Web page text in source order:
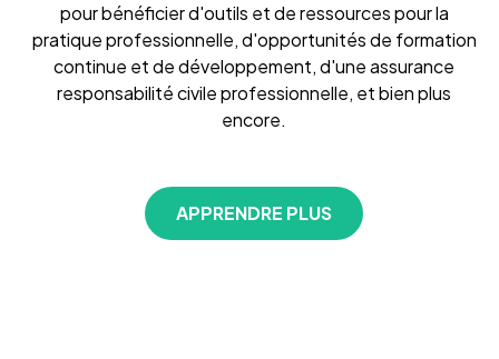
pour bénéficier d'outils et de ressources pour la
pratique professionnelle, d'opportunités de formation
continue et de développement, d'une assurance
responsabilité civile professionnelle, et bien plus
encore.
APPRENDRE PLUS